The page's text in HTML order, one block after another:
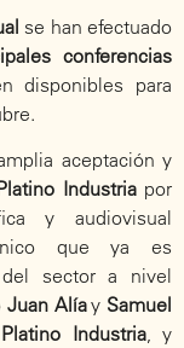
se han efectuado
conferencias
disponibles para
aceptación y
Industriapor
y audiovisual
que ya es
sector a nivel
Juan Alíay Samuel
Industria, y